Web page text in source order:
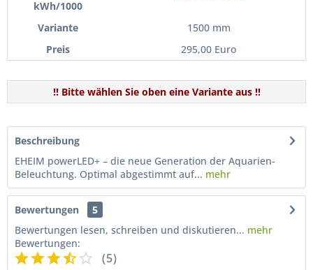
1500 mm
295,00 Euro
!! Bitte wählen Sie oben eine Variante aus !!
Beschreibung
EHEIM powerLED+ – die neue Generation der Aquarien-
Beleuchtung. Optimal abgestimmt auf... mehr
Bewertungen
5
Bewertungen lesen, schreiben und diskutieren... mehr
Bewertungen:
(5)